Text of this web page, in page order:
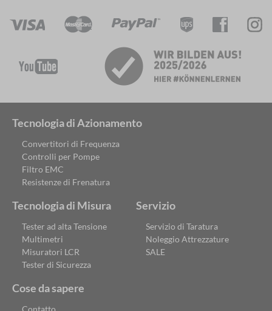
Tecnologia di Azionamento
Convertitori di Frequenza
Controlli per Pompe
Filtro EMC
Resistenze di Frenatura
Tecnologia di Misura
Tester ad alta Tensione
Multimetri
Misuratori LCR
Tester di Sicurezza
Servizio
Servizio di Taratura
Noleggio Attrezzature
SALE
Cose da sapere
Contatto